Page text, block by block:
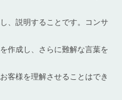
、説明することです。コンサ
作成し、さらに難解な言葉を
客様を理解させることはでき